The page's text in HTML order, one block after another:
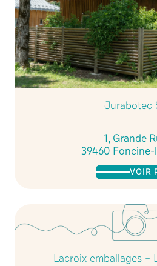
Jurabotec
1, Grande
39460
VOIR
Lacroix emballages –